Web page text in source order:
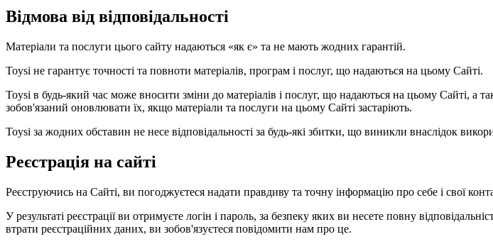
Відмова від відповідальності
Матеріали та послуги цього сайту надаються «як є» та не мають жодних гарантій.
Toysi не гарантує точності та повноти матеріалів, програм і послуг, що надаються на цьому Сайті.
Toysi в будь-який час може вносити зміни до матеріалів і послуг, що надаються на цьому Сайті,
зобов'язаний оновлювати їх, якщо матеріали та послуги на цьому Сайті застаріють.
Toysi за жодних обставин не несе відповідальності за будь-які збитки, що виникли внаслідок
Реєстрація на сайті
Реєструючись на Сайті, ви погоджуєтеся надати правдиву та точну інформацію про себе і свої
У результаті реєстрації ви отримуєте логін і пароль, за безпеку яких ви несете повну
втрати реєстраційних даних, ви зобов'язуєтеся повідомити нам про це.